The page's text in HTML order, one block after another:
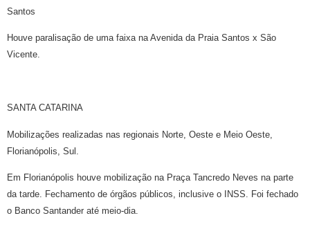
Santos
Houve paralisação de uma faixa na Avenida da Praia Santos x São
Vicente.
SANTA CATARINA
Mobilizações realizadas nas regionais Norte, Oeste e Meio Oeste,
Florianópolis, Sul.
Em Florianópolis houve mobilização na Praça Tancredo Neves na parte
da tarde. Fechamento de órgãos públicos, inclusive o INSS. Foi fechado
o Banco Santander até meio-dia.